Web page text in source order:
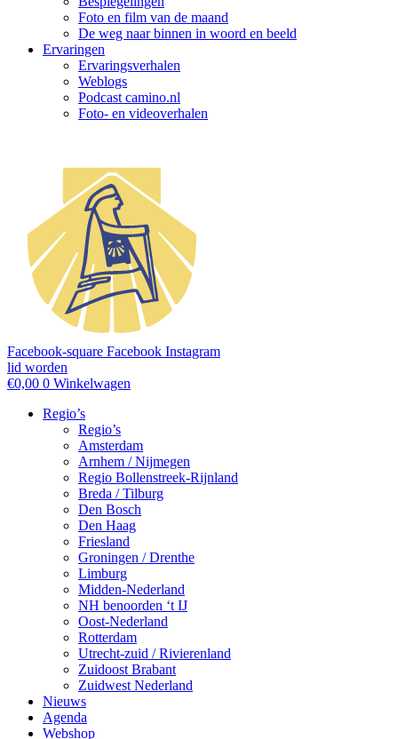
Foto en film van de maand
De weg naar binnen in woord en beeld
Ervaringen
Ervaringsverhalen
Weblogs
Podcast camino.nl
Foto- en videoverhalen
Facebook-square Facebook Instagram
lid worden
€0,00 0 Winkelwagen
Regio’s
Regio’s
Amsterdam
Arnhem / Nijmegen
Regio Bollenstreek-Rijnland
Breda / Tilburg
Den Bosch
Den Haag
Friesland
Groningen / Drenthe
Limburg
Midden-Nederland
NH benoorden ‘t IJ
Oost-Nederland
Rotterdam
Utrecht-zuid / Rivierenland
Zuidoost Brabant
Zuidwest Nederland
Nieuws
Agenda
Webshop